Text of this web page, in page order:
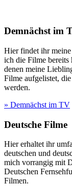
Demnächst im
Hier findet ihr
ich die Filme bereits
denen meine
Filme aufgelistet,
werden.
» Demnächst im TV
Deutsche Filme
Hier erhaltet ihr
deutschen und
mich vorrangig mit
Deutschen
Filmen.